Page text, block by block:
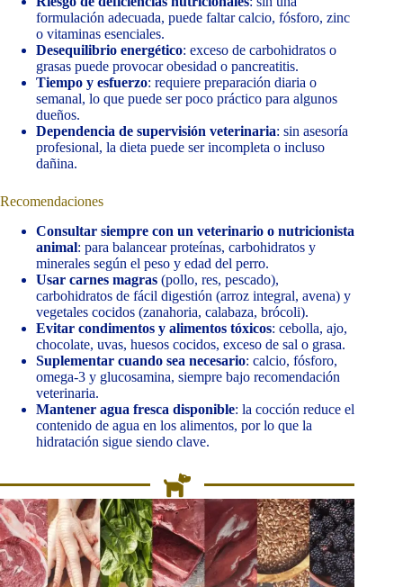
formulación adecuada, puede faltar calcio, fósforo, zinc
o vitaminas esenciales.
Desequilibrio energético: exceso de carbohidratos o
grasas puede provocar obesidad o pancreatitis.
Tiempo y esfuerzo: requiere preparación diaria o
semanal, lo que puede ser poco práctico para algunos
dueños.
Dependencia de supervisión veterinaria: sin asesoría
profesional, la dieta puede ser incompleta o incluso
dañina.
Recomendaciones
Consultar siempre con un veterinario o nutricionista
animal: para balancear proteínas, carbohidratos y
minerales según el peso y edad del perro.
Usar carnes magras (pollo, res, pescado),
carbohidratos de fácil digestión (arroz integral, avena) y
vegetales cocidos (zanahoria, calabaza, brócoli).
Evitar condimentos y alimentos tóxicos: cebolla, ajo,
chocolate, uvas, huesos cocidos, exceso de sal o grasa.
Suplementar cuando sea necesario: calcio, fósforo,
omega-3 y glucosamina, siempre bajo recomendación
veterinaria.
Mantener agua fresca disponible: la cocción reduce el
contenido de agua en los alimentos, por lo que la
hidratación sigue siendo clave.